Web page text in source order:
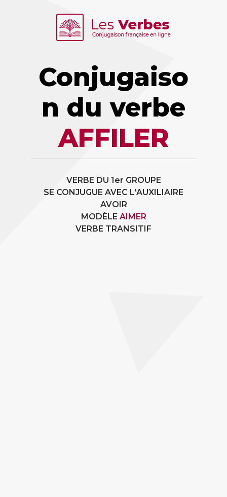
Conjugaiso
n du verbe
AFFILER
VERBE DU 1er GROUPE
SE CONJUGUE AVEC L'AUXILIAIRE
AVOIR
MODÈLE AIMER
VERBE TRANSITIF